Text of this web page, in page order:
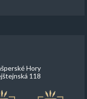
Hory
118